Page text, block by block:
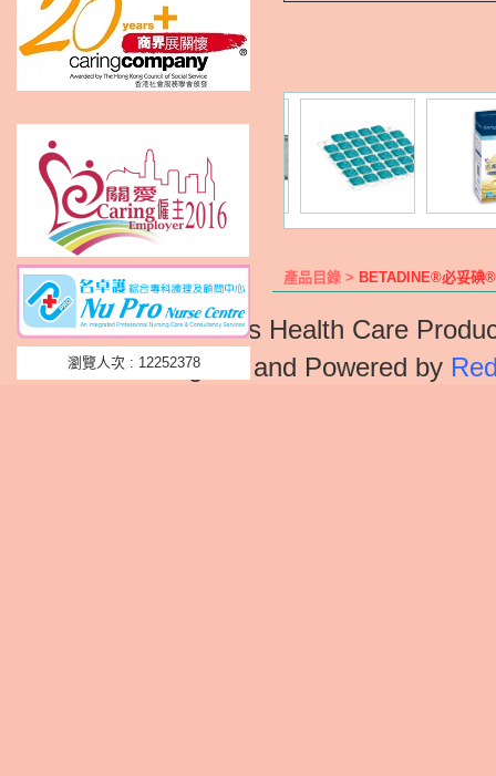
瀏覽人次 : 12252378
產品目錄 > BETADINE®必妥碘
Solutions Health Care
Designed and Powered by